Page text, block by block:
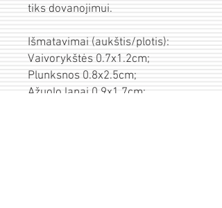
tiks dovanojimui.
Išmatavimai (aukštis/plotis):
Vaivorykštės 0.7x1.2cm;
Plunksnos 0.8x2.5cm;
Ąžuolo lapai 0.9x1.7cm;